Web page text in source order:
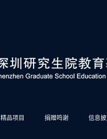
精品项目 捐赠鸣谢 信息